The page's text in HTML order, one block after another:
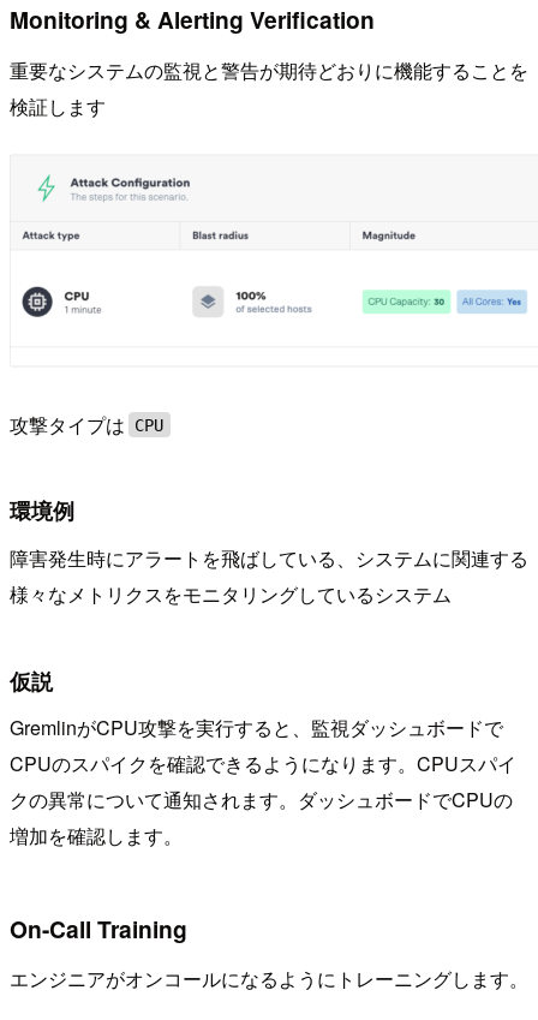
Monitoring & Alerting Verification
重要なシステムの監視と警告が期待どおりに機能することを
検証します
攻撃タイプは CPU
環境例
障害発生時にアラートを飛ばしている、システムに関連する
様々なメトリクスをモニタリングしているシステム
仮説
GremlinがCPU攻撃を実行すると、監視ダッシュボードで
CPUのスパイクを確認できるようになります。CPUスパイ
クの異常について通知されます。ダッシュボードでCPUの
増加を確認します。
On-Call Training
エンジニアがオンコールになるようにトレーニングします。